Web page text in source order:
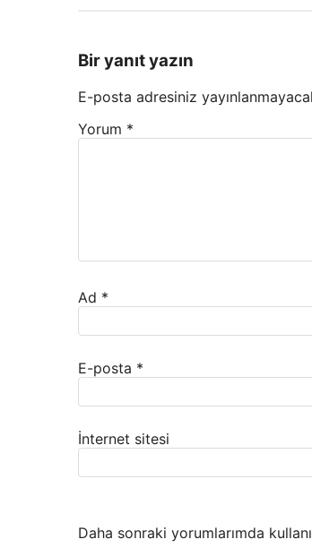
Bir yanıt yazın
E-posta adresiniz
Yorum *
Ad *
E-posta *
İnternet sitesi
Daha sonraki yorumlarımda